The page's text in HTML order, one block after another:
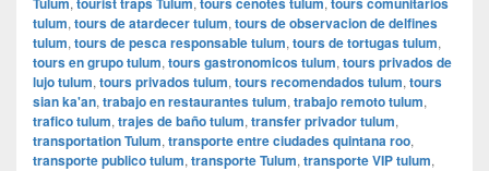
tulum, tours de atardecer tulum, tours de observacion de delfines
tulum, tours de pesca responsable tulum, tours de tortugas tulum,
tours en grupo tulum, tours gastronomicos tulum, tours privados de
lujo tulum, tours privados tulum, tours recomendados tulum, tours
sian ka'an, trabajo en restaurantes tulum, trabajo remoto tulum,
trafico tulum, trajes de baño tulum, transfer privador tulum,
transportation Tulum, transporte entre ciudades quintana roo,
transporte publico tulum, transporte Tulum, transporte VIP tulum,